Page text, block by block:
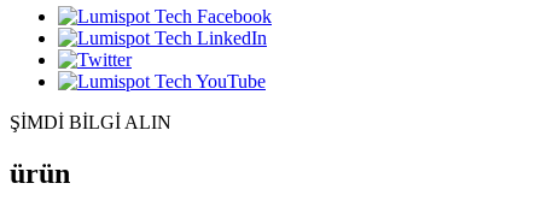
ŞİMDİ BİLGİ ALIN
ürün